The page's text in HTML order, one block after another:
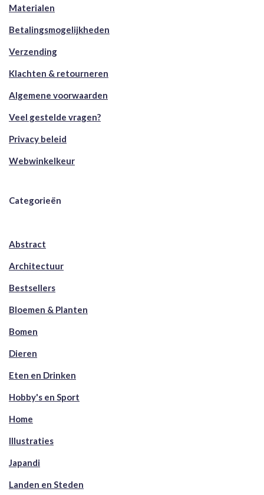
Materialen
Betalingsmogelijkheden
Verzending
Klachten & retourneren
Algemene voorwaarden
Veel gestelde vragen?
Privacy beleid
Webwinkelkeur
Categorieën
Abstract
Architectuur
Bestsellers
Bloemen & Planten
Bomen
Dieren
Eten en Drinken
Hobby's en Sport
Home
Illustraties
Japandi
Landen en Steden